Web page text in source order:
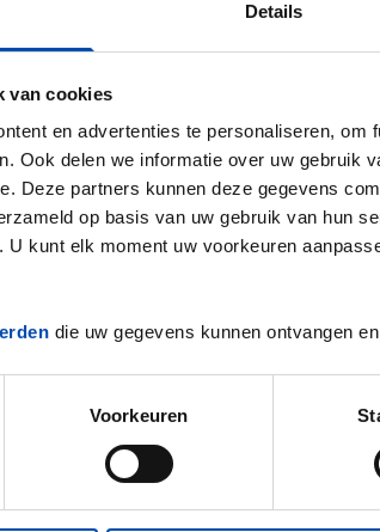
Details
van cookies
en advertenties te personaliseren, om
Ook delen we informatie over uw gebruik
Deze partners kunnen deze gegevens
op basis van uw gebruik van hun
U kunt elk moment uw voorkeuren
die uw gegevens kunnen ontvangen
Voorkeuren